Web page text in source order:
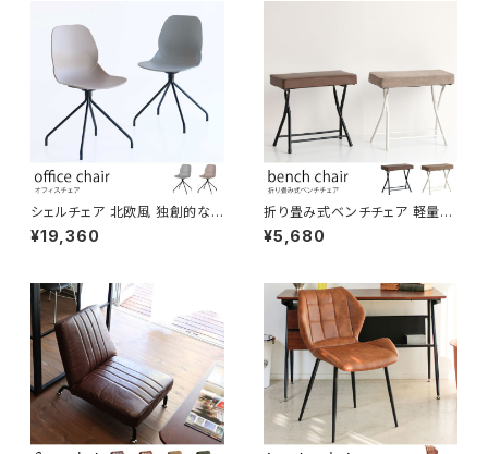
シェルチェア 北欧風 独創的な
背面デザイン くすみカラー 疲れ
にくい設計 オフィス空間 カフェ
¥19,360
折り畳み式ベンチチェア 軽量で
持ち運びが簡単 下段はスリッパ
ラックになります。 フォールディ
¥5,680